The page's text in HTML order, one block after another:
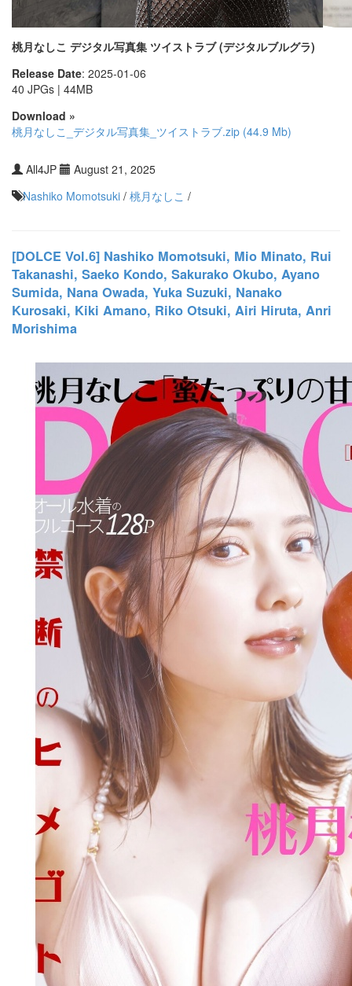
桃月なしこ デジタル写真集 ツイストラブ (デジタルブルグラ)
Release Date: 2025-01-06
40 JPGs | 44MB
Download »
桃月なしこ_デジタル写真集_ツイストラブ.zip (44.9 Mb)
All4JP
August 21, 2025
Nashiko Momotsuki / 桃月なしこ /
[DOLCE Vol.6] Nashiko Momotsuki, Mio Minato, Rui
Takanashi, Saeko Kondo, Sakurako Okubo, Ayano
Sumida, Nana Owada, Yuka Suzuki, Nanako
Kurosaki, Kiki Amano, Riko Otsuki, Airi Hiruta, Anri
Morishima